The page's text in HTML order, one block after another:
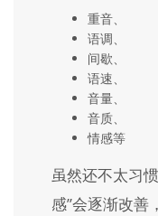
重音、
语调、
间歇、
语速、
音量、
音质、
情感等
虽然还不太习
感”会逐渐改善